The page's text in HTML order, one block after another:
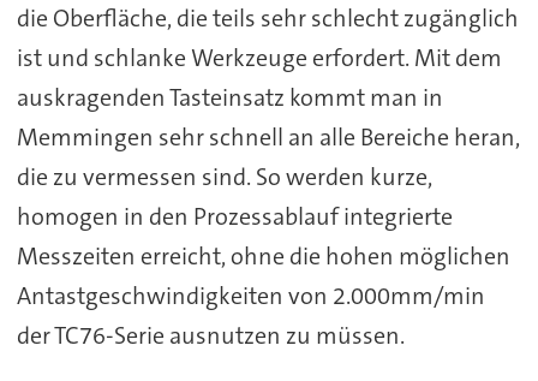
die Oberfläche, die teils sehr schlecht zugänglich
ist und schlanke Werkzeuge erfordert. Mit dem
auskragenden Tasteinsatz kommt man in
Memmingen sehr schnell an alle Bereiche heran,
die zu vermessen sind. So werden kurze,
homogen in den Prozessablauf integrierte
Messzeiten erreicht, ohne die hohen möglichen
Antastgeschwindigkeiten von 2.000mm/min
der TC76-Serie ausnutzen zu müssen.